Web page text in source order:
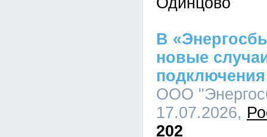
В
новые
ООО
17.07.2026,
202